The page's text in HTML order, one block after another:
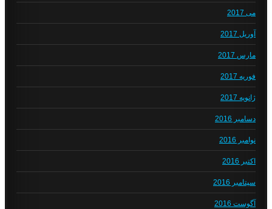
می 2017
آوریل 2017
مارس 2017
فوریه 2017
ژانویه 2017
دسامبر 2016
نوامبر 2016
اکتبر 2016
سپتامبر 2016
آگوست 2016